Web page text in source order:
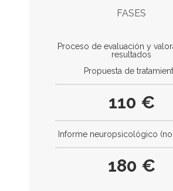
FASES
Proceso de evaluación y
resultados
Propuesta de
110 €
Informe neuropsicológico
180 €